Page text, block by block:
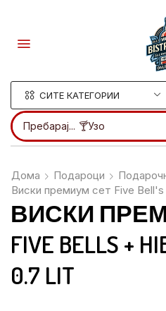
СИТЕ КАТЕГОРИИ
Пребарај... 🍸Ликери
Дома Подароци
Виски премиум сет Five Bell's
ВИСКИ
FIVE BELLS +
0.7 LIT